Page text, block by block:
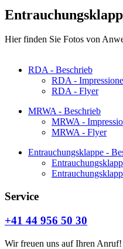
Hier finden Sie Fotos von
RDA - Beschrieb
RDA -
RDA - Flyer
MRWA - Beschrieb
MRWA -
MRWA - Flyer
Entrauchungsklappe -
Service
+41 44 956 50 30
Wir freuen uns auf Ihren Anruf!